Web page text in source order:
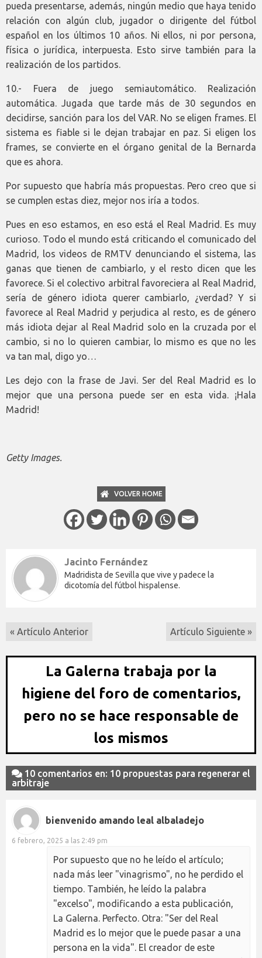
pueda presentarse, además, ningún medio que haya tenido
relación con algún club, jugador o dirigente del fútbol
español en los últimos 10 años. Ni ellos, ni por persona,
física o jurídica, interpuesta. Esto sirve también para la
realización de los partidos.
10.- Fuera de juego semiautomático. Realización
automática. Jugada que tarde más de 30 segundos en
decidirse, sanción para los del VAR. No se eligen frames. El
sistema es fiable si le dejan trabajar en paz. Si eligen los
frames, se convierte en el órgano genital de la Bernarda
que es ahora.
Por supuesto que habría más propuestas. Pero creo que si
se cumplen estas diez, mejor nos iría a todos.
Pues en eso estamos, en eso está el Real Madrid. Es muy
curioso. Todo el mundo está criticando el comunicado del
Madrid, los videos de RMTV denunciando el sistema, las
ganas que tienen de cambiarlo, y el resto dicen que les
favorece. Si el colectivo arbitral favoreciera al Real Madrid,
sería de género idiota querer cambiarlo, ¿verdad? Y si
favorece al Real Madrid y perjudica al resto, es de género
más idiota dejar al Real Madrid solo en la cruzada por el
cambio, si no lo quieren cambiar, lo mismo es que no les
va tan mal, digo yo…
Les dejo con la frase de Javi. Ser del Real Madrid es lo
mejor que una persona puede ser en esta vida. ¡Hala
Madrid!
Getty Images.
VOLVER HOME
Jacinto Fernández
Madridista de Sevilla que vive y padece la
dicotomía del fútbol hispalense.
« Artículo Anterior Artículo Siguiente »
La Galerna trabaja por la
higiene del foro de comentarios,
pero no se hace responsable de
los mismos
10 comentarios en: 10 propuestas para regenerar el
arbitraje
bienvenido amando leal albaladejo
6 febrero, 2025 a las 2:49 pm
Por supuesto que no he leído el artículo;
nada más leer "vinagrismo", no he perdido el
tiempo. También, he leído la palabra
"excelso", modificando a esta publicación,
La Galerna. Perfecto. Otra: "Ser del Real
Madrid es lo mejor que le puede pasar a una
persona en la vida". El creador de este